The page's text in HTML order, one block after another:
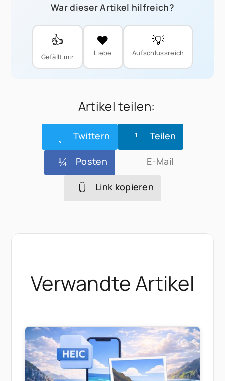
War dieser Artikel hilfreich?
👍
Gefällt mir
❤️
Liebe
💡
Aufschlussreich
Artikel teilen:
Twittern Teilen
Posten E-Mail
Link kopieren
Verwandte Artikel